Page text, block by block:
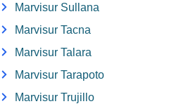
Marvisur Sullana
Marvisur Tacna
Marvisur Talara
Marvisur Tarapoto
Marvisur Trujillo